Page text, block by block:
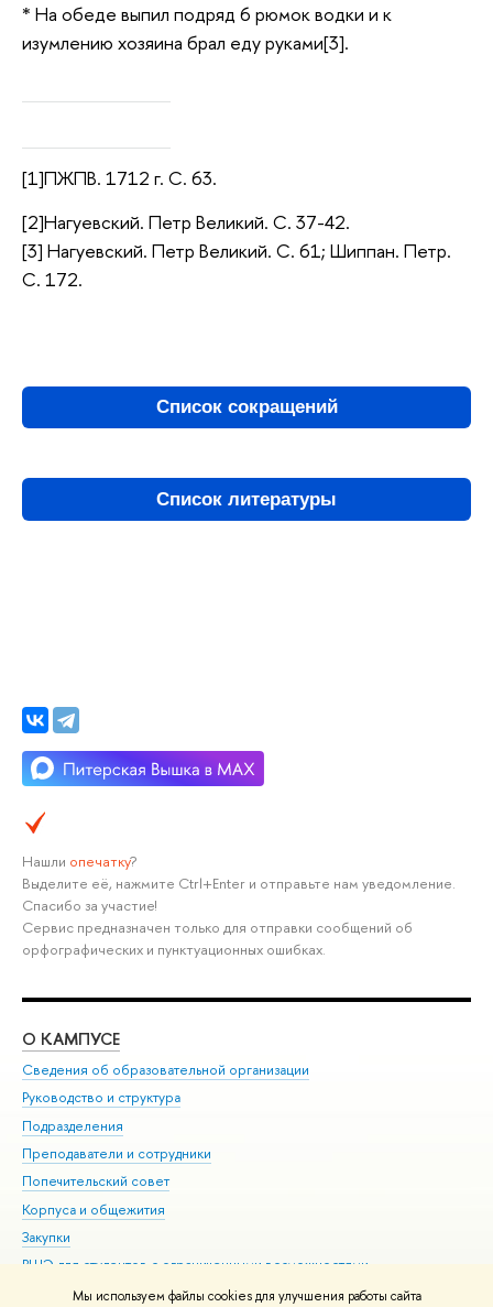
Мы используем файлы cookies для улучшения работы сайта
* На обеде выпил подряд 6 рюмок водки и к
изумлению хозяина брал еду руками[3].
[1]ПЖПВ. 1712 г. С. 63.
[2]Нагуевский. Петр Великий. С. 37-42.
[3] Нагуевский. Петр Великий. С. 61; Шиппан. Петр.
С. 172.
Список сокращений
Список литературы
Нашли опечатку?
Выделите её, нажмите Ctrl+Enter и отправьте нам уведомление.
Спасибо за участие!
Сервис предназначен только для отправки сообщений об
орфографических и пунктуационных ошибках.
О КАМПУСЕ
Сведения об образовательной организации
Руководство и структура
Подразделения
Преподаватели и сотрудники
Попечительский совет
Корпуса и общежития
Закупки
ВШЭ для студентов с ограниченными возможностями
здоровья и инвалидностью